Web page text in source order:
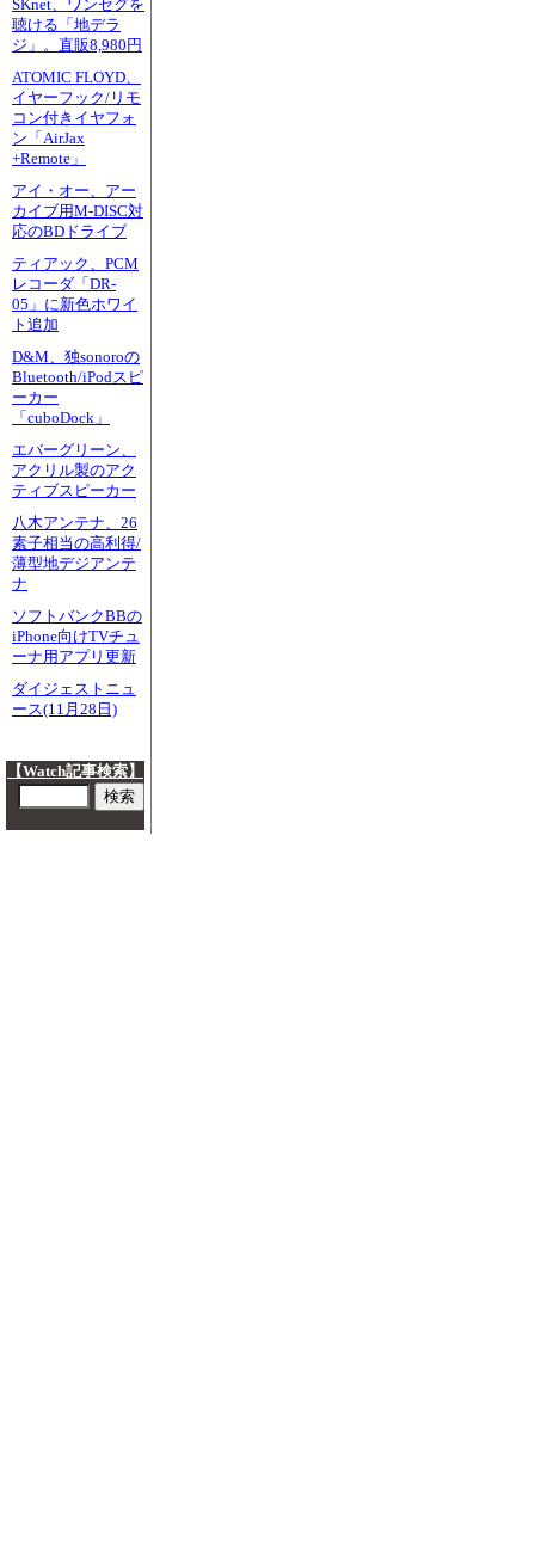
SKnet、ワンセグを
聴ける「地デラ
ジ」。直販8,980円
ATOMIC FLOYD、
イヤーフック/リモ
コン付きイヤフォ
ン「AirJax
+Remote」
アイ・オー、アー
カイブ用M-DISC対
応のBDドライブ
ティアック、PCM
レコーダ「DR-
05」に新色ホワイ
ト追加
D&M、独sonoroの
Bluetooth/iPodスピ
ーカー
「cuboDock」
エバーグリーン、
アクリル製のアク
ティブスピーカー
八木アンテナ、26
素子相当の高利得/
薄型地デジアンテ
ナ
ソフトバンクBBの
iPhone向けTVチュ
ーナ用アプリ更新
ダイジェストニュ
ース(11月28日)
【Watch記事検索】